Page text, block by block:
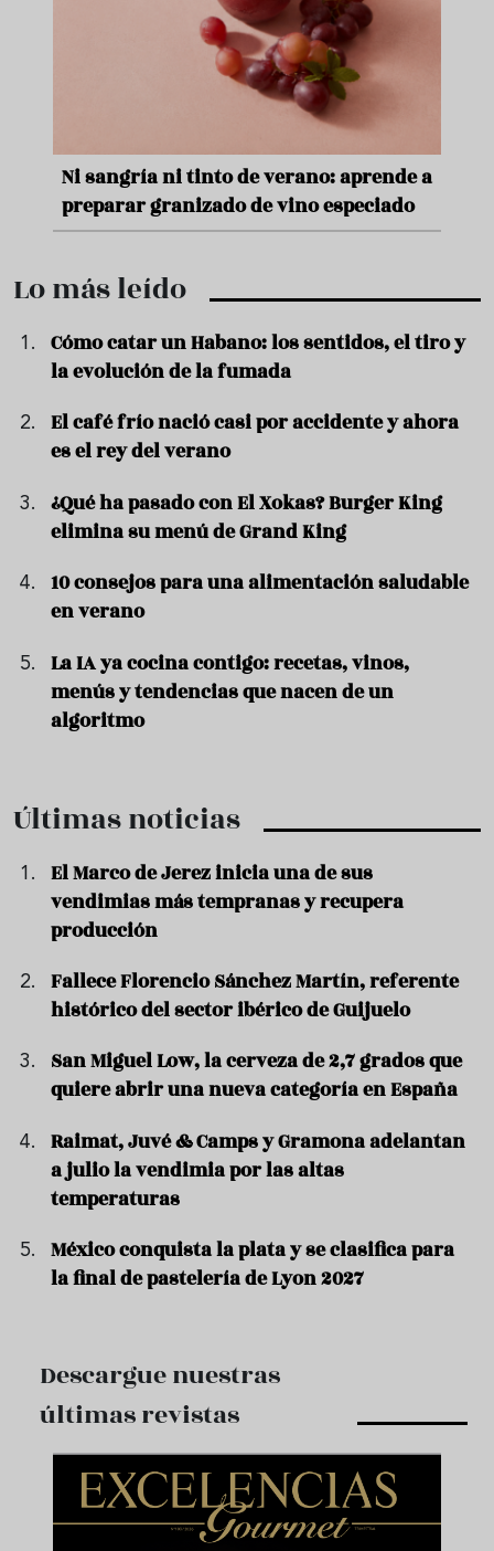
Aceitunas: el aperitivo estrella del
verano
Lo más leído
Cómo catar un Habano: los sentidos, el tiro y
la evolución de la fumada
El café frío nació casi por accidente y ahora
es el rey del verano
¿Qué ha pasado con El Xokas? Burger King
elimina su menú de Grand King
10 consejos para una alimentación saludable
en verano
La IA ya cocina contigo: recetas, vinos,
menús y tendencias que nacen de un
algoritmo
Últimas noticias
El Marco de Jerez inicia una de sus
vendimias más tempranas y recupera
producción
Fallece Florencio Sánchez Martín, referente
histórico del sector ibérico de Guijuelo
San Miguel Low, la cerveza de 2,7 grados que
quiere abrir una nueva categoría en España
Raimat, Juvé & Camps y Gramona adelantan
a julio la vendimia por las altas
temperaturas
México conquista la plata y se clasifica para
la final de pastelería de Lyon 2027
Descargue nuestras
últimas revistas